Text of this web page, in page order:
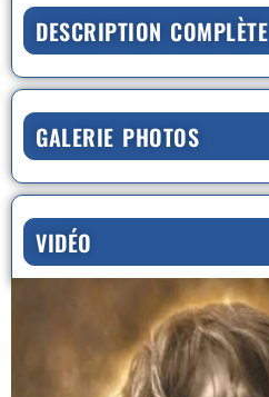
DESCRIPTION COMPLÈTE
GALERIE PHOTOS
VIDÉO